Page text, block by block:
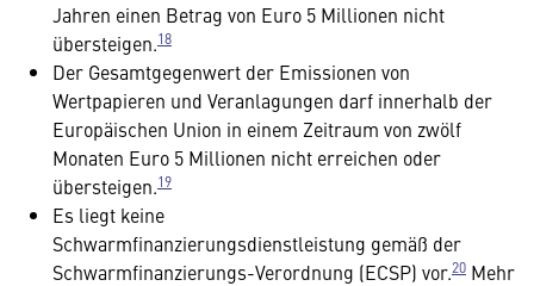
Jahren einen Betrag von Euro 5 Millionen nicht
übersteigen.18
Der Gesamtgegenwert der Emissionen von
Wertpapieren und Veranlagungen darf innerhalb der
Europäischen Union in einem Zeitraum von zwölf
Monaten Euro 5 Millionen nicht erreichen oder
übersteigen.19
Es liegt keine
Schwarmfinanzierungsdienstleistung gemäß der
Schwarmfinanzierungs-Verordnung (ECSP) vor.20 Mehr